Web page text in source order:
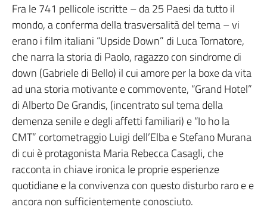
Fra le 741 pellicole iscritte – da 25 Paesi da tutto il
mondo, a conferma della trasversalità del tema – vi
erano i film italiani “Upside Down” di Luca Tornatore,
che narra la storia di Paolo, ragazzo con sindrome di
down (Gabriele di Bello) il cui amore per la boxe da vita
ad una storia motivante e commovente, “Grand Hotel”
di Alberto De Grandis, (incentrato sul tema della
demenza senile e degli affetti familiari) e “Io ho la
CMT” cortometraggio Luigi dell’Elba e Stefano Murana
di cui è protagonista Maria Rebecca Casagli, che
racconta in chiave ironica le proprie esperienze
quotidiane e la convivenza con questo disturbo raro e e
ancora non sufficientemente conosciuto.